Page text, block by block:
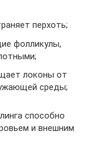
перхоть;
фолликулы,
локоны от
среды;
способно
и внешним